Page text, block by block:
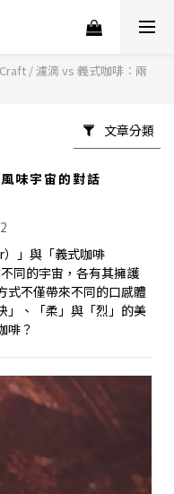
/濾滴 vs 義式咖啡：兩
文章分類
味宇宙的對話
」與「義式咖啡
同的宇宙，各有其擁護
式不僅帶來不同的口感體
」、「柔」與「烈」的美
啡？